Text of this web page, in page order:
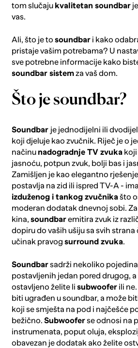
tom slučaju kvalitetan soundbar
vas.
Ali, što je to soundbari kako
pristaje vašim potrebama? U
sve potrebne informacije kako
soundbar sistemza vaš dom.
Što je soundbar?
Soundbar je jednodijelni ili
koji djeluje kao zvučnik. Riječ je o
načinu nadogradnje TV zvukakoji
jasnoću, potpun zvuk, bolji bas i
Zamišljen je kao elegantno
postavlja na zid ili ispred TV-A -
izduženog i tankog zvučnikašto
moderan dodatak dnevnoj sobi.
kina, soundbaremitira zvuk iz
dopiru do vaših ušiju sa svih
učinak pravog surround zvuka.
Soundbarsadrži nekoliko
postavljenih jedan pored drugog, a
ostavljeno želite li subwooferili ne.
biti ugrađen u soundbar, a može
koji se smješta na pod i najčešće
bežično. Subwooferse odnosi na
instrumenata, poput oluja,
obavezan je dodatak ako želite